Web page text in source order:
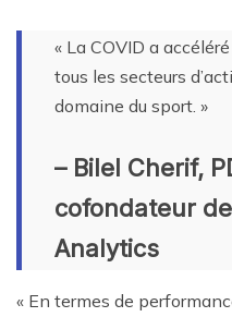
« La COVID a
tous les secteurs
domaine du sport. »
– Bilel Cherif,
cofondateur
Analytics
« En termes de